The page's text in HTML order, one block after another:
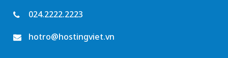
024.2222.2223
hotro@hostingviet.vn